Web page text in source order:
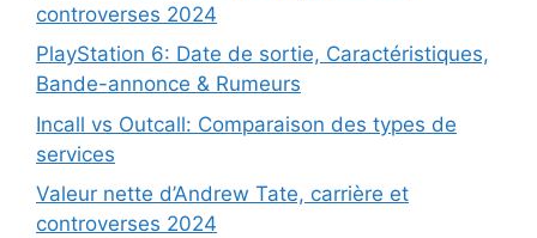
controverses 2024
PlayStation 6: Date de sortie, Caractéristiques,
Bande-annonce & Rumeurs
Incall vs Outcall: Comparaison des types de
services
Valeur nette d’Andrew Tate, carrière et
controverses 2024